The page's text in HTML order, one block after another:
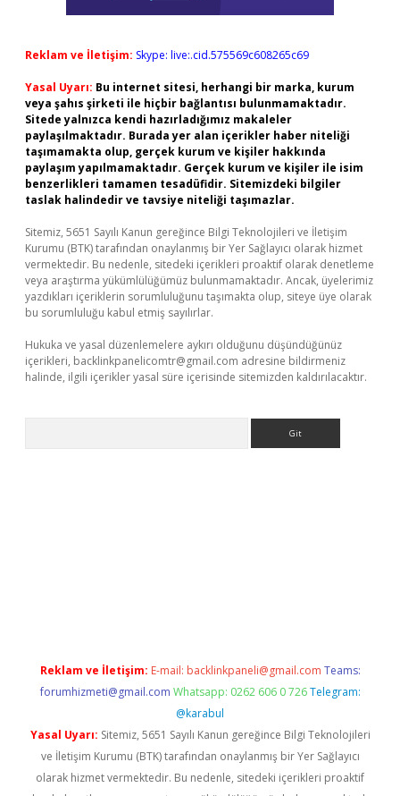
Reklam ve İletişim: Skype: live:.cid.575569c608265c69
Yasal Uyarı: Bu internet sitesi, herhangi bir marka, kurum
veya şahıs şirketi ile hiçbir bağlantısı bulunmamaktadır.
Sitede yalnızca kendi hazırladığımız makaleler
paylaşılmaktadır. Burada yer alan içerikler haber niteliği
taşımamakta olup, gerçek kurum ve kişiler hakkında
paylaşım yapılmamaktadır. Gerçek kurum ve kişiler ile isim
benzerlikleri tamamen tesadüfidir. Sitemizdeki bilgiler
taslak halindedir ve tavsiye niteliği taşımazlar.
Sitemiz, 5651 Sayılı Kanun gereğince Bilgi Teknolojileri ve İletişim
Kurumu (BTK) tarafından onaylanmış bir Yer Sağlayıcı olarak hizmet
vermektedir. Bu nedenle, sitedeki içerikleri proaktif olarak denetleme
veya araştırma yükümlülüğümüz bulunmamaktadır. Ancak, üyelerimiz
yazdıkları içeriklerin sorumluluğunu taşımakta olup, siteye üye olarak
bu sorumluluğu kabul etmiş sayılırlar.
Hukuka ve yasal düzenlemelere aykırı olduğunu düşündüğünüz
içerikleri, backlinkpanelicomtr@gmail.com adresine bildirmeniz
halinde, ilgili içerikler yasal süre içerisinde sitemizden kaldırılacaktır.
Reklam ve İletişim: E-mail: backlinkpaneli@gmail.com Teams:
forumhizmeti@gmail.com Whatsapp: 0262 606 0 726 Telegram:
@karabul
Yasal Uyarı: Sitemiz, 5651 Sayılı Kanun gereğince Bilgi Teknolojileri
ve İletişim Kurumu (BTK) tarafından onaylanmış bir Yer Sağlayıcı
olarak hizmet vermektedir. Bu nedenle, sitedeki içerikleri proaktif